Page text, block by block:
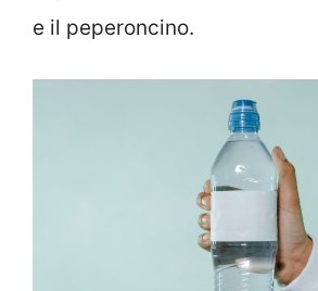
e il peperoncino.